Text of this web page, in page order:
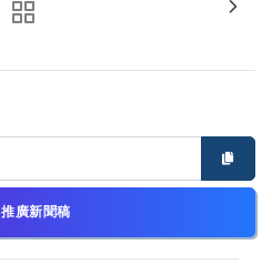
推廣新聞稿